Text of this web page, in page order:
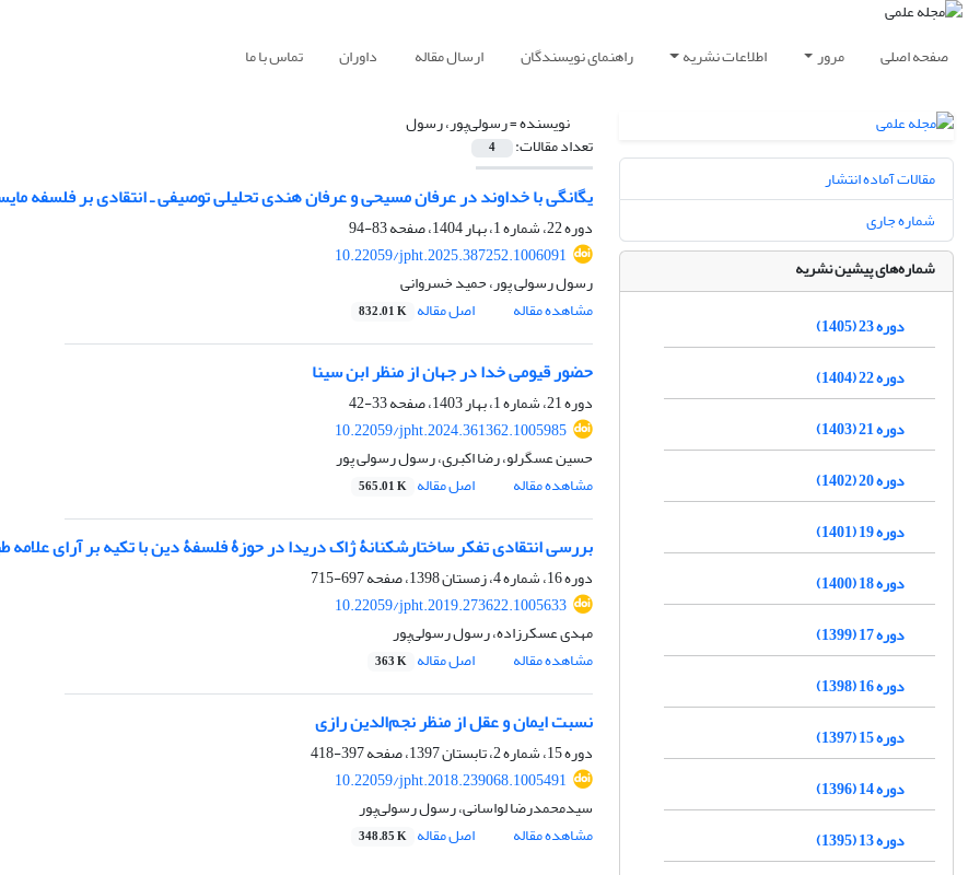
صفحه اصلی مرور اطلاعات نشریه راهنمای نویسندگان ارسال مقاله داوران تماس با ما
نویسنده =رسولی‌پور، رسول
تعداد مقالات: 4
یگانگی با خداوند در عرفان مسیحی و عرفان هندی تحلیلی توصیفی ـ انتقادی بر فلسفه
دوره 22، شماره 1، بهار 1404، صفحه
83-94
10.22059/jpht.2025.387252.1006091
رسول رسولی پور، حمید خسروانی
مشاهده مقاله
اصل مقاله 832.01 K
حضور قیومی خدا در جهان از منظر ابن سینا
دوره 21، شماره 1، بهار 1403، صفحه
33-42
10.22059/jpht.2024.361362.1005985
حسین عسگرلو، رضا اکبری، رسول رسولی پور
مشاهده مقاله
اصل مقاله 565.01 K
بررسی انتقادی تفکر ساختارشکنانۀ ژاک دریدا در حوزۀ فلسفۀ دین با تکیه بر آرای علامه
دوره 16، شماره 4، زمستان 1398، صفحه
697-715
10.22059/jpht.2019.273622.1005633
مهدی عسکرزاده، رسول رسولی‌پور
مشاهده مقاله
اصل مقاله 363 K
نسبت ایمان و عقل از منظر نجم‌الدین رازی
دوره 15، شماره 2، تابستان 1397، صفحه
397-418
10.22059/jpht.2018.239068.1005491
سیدمحمدرضا لواسانی، رسول رسولی‌پور
مشاهده مقاله
اصل مقاله 348.85 K
مقالات آماده انتشار
شماره جاری
شماره‌های پیشین نشریه
دوره 23 (1405)
دوره 22 (1404)
دوره 21 (1403)
دوره 20 (1402)
دوره 19 (1401)
دوره 18 (1400)
دوره 17 (1399)
دوره 16 (1398)
دوره 15 (1397)
دوره 14 (1396)
دوره 13 (1395)